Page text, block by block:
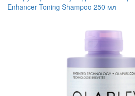
Enhancer Toning Shampoo 250 мл